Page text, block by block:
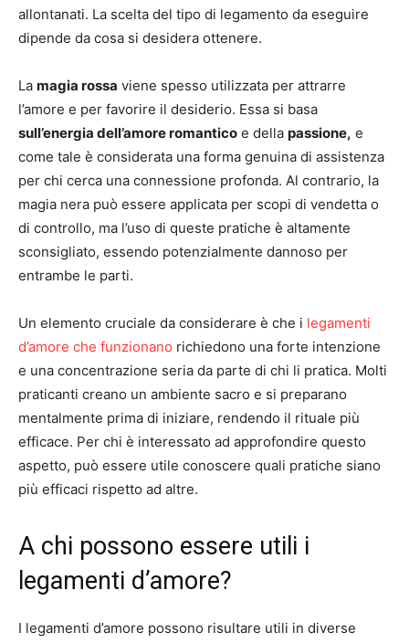
allontanati. La scelta del tipo di legamento da eseguire
dipende da cosa si desidera ottenere.
La magia rossa viene spesso utilizzata per attrarre
l’amore e per favorire il desiderio. Essa si basa
sull’energia dell’amore romantico e della passione, e
come tale è considerata una forma genuina di assistenza
per chi cerca una connessione profonda. Al contrario, la
magia nera può essere applicata per scopi di vendetta o
di controllo, ma l’uso di queste pratiche è altamente
sconsigliato, essendo potenzialmente dannoso per
entrambe le parti.
Un elemento cruciale da considerare è che i legamenti
d’amore che funzionano richiedono una forte intenzione
e una concentrazione seria da parte di chi li pratica. Molti
praticanti creano un ambiente sacro e si preparano
mentalmente prima di iniziare, rendendo il rituale più
efficace. Per chi è interessato ad approfondire questo
aspetto, può essere utile conoscere quali pratiche siano
più efficaci rispetto ad altre.
A chi possono essere utili i
legamenti d’amore?
I legamenti d’amore possono risultare utili in diverse